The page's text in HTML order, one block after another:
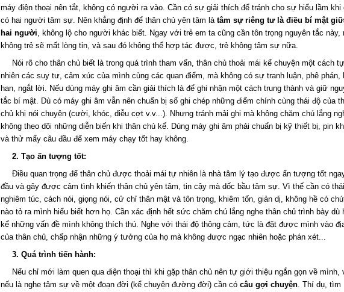
máy điện thoại nên tắt, không có người ra vào. Cần có sự giải thích để tránh cho sự hiểu lầm khi
có hai người tâm sự. Nên khẳng định để thân chủ yên tâm là tâm sự riêng tư là điều bí mật
hai người, không lộ cho người khác biết. Ngay với trẻ em ta cũng cần tôn trọng nguyên tắc này,
không trẻ sẽ mất lòng tin, và sau đó không thể hợp tác được, trẻ không tâm sự nữa.
Nói rõ cho thân chủ biết là trong quá trình tham vấn, thân chủ thoải mái kể chuyện một cách tự
nhiên các suy tư, cảm xúc của mình cùng các quan điểm, mà không có sự tranh luận, phê phán,
han, ngắt lời. Nếu dùng máy ghi âm cần giải thích là để ghi nhận một cách trung thành và giữ
tắc bí mật. Dù có máy ghi âm vẫn nên chuẩn bị sổ ghi chép những điểm chính cùng thái độ của
chủ khi nói chuyện (cười, khóc, diễu cợt v.v...). Nhưng tránh mải ghi mà không chăm chú lắng
không theo dõi những diễn biến khi thân chủ kể. Dùng máy ghi âm phải chuẩn bị kỹ thiết bị, pin
và thử mấy câu đầu để xem máy chạy tốt hay không.
2. Tạo ấn tượng tốt:
Điều quan trọng để thân chủ được thoải mái tự nhiên là nhà tâm lý tạo được ấn tượng tốt
đầu và gây được cảm tình khiến thân chủ yên tâm, tin cậy mà dốc bầu tâm sự. Vì thế cần có
nghiêm túc, cách nói, giọng nói, cử chỉ thân mật và tôn trọng, khiêm tốn, giản dị, không hề có
nào tỏ ra mình hiểu biết hơn họ. Cần xác định hết sức chăm chú lắng nghe thân chủ trình bày dù
kể những vấn đề mình không thích thú. Nghe với thái độ thông cảm, tức là đặt được mình vào
của thân chủ, chấp nhận những ý tưởng của họ mà không được ngạc nhiên hoặc phán xét...
3. Quá trình tiến hành:
Nếu chỉ mới làm quen qua điện thoại thì khi gặp thân chủ nên tự giới thiệu ngắn gọn về mình,
nếu là nghe tâm sự về một đoạn đời (kể chuyện đường đời) cần có câu gợi chuyện. Thí dụ, tìm